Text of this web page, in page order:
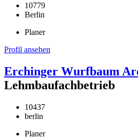
10779
Berlin
Planer
Profil ansehen
Erchinger Wurfbaum
Lehmbaufachbetrieb
10437
berlin
Planer